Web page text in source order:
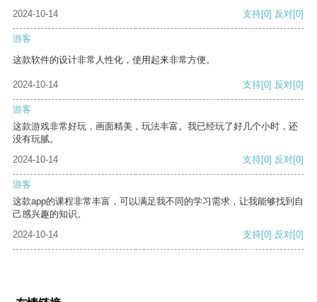
2024-10-14
支持[0] 反对[0]
游客
这款软件的设计非常人性化，使用起来非常方便。
2024-10-14 支持[0] 反对[0]
游客
这款游戏非常好玩，画面精美，玩法丰富。我已经玩了好几个小时，还
没有玩腻。
2024-10-14
支持[0] 反对[0]
游客
这款app的课程非常丰富，可以满足我不同的学习需求，让我能够找到自
己感兴趣的知识。
2024-10-14
支持[0] 反对[0]